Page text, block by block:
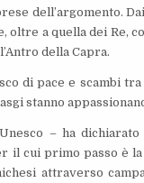
dell’argomento.
a quella dei Re,
della Capra.
di pace e scambi
stanno
– ha
il cui primo passo è
attraverso